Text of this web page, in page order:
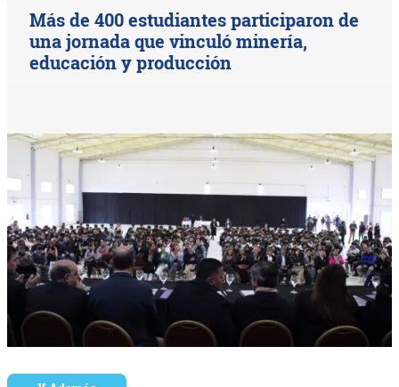
Más de 400 estudiantes participaron de
una jornada que vinculó minería,
educación y producción